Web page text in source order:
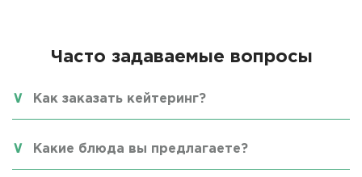
Часто задаваемые вопросы
Как заказать кейтеринг?
Какие блюда вы предлагаете?